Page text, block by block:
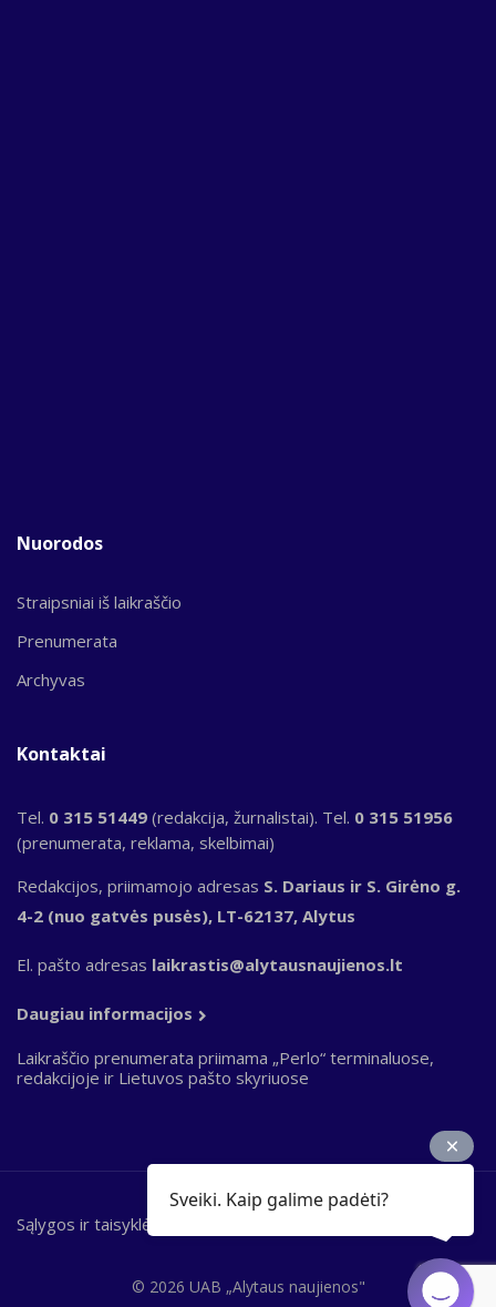
Nuorodos
Straipsniai iš laikraščio
Prenumerata
Archyvas
Kontaktai
Tel. 0 315 51449 (redakcija, žurnalistai). Tel. 0 315 51956
(prenumerata, reklama, skelbimai)
Redakcijos, priimamojo adresas S. Dariaus ir S. Girėno g.
4-2 (nuo gatvės pusės), LT-62137, Alytus
El. pašto adresas laikrastis@alytausnaujienos.lt
Daugiau informacijos
Laikraščio prenumerata priimama „Perlo“ terminaluose,
redakcijoje ir Lietuvos pašto skyriuose
© 2026 UAB „Alytaus naujienos"
Bottom
Sąlygos ir taisyklės
Sveiki. Kaip galime padėti?